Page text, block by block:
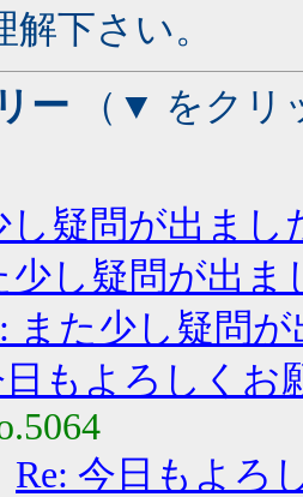
下さい。
ー （▼ をクリ
し疑問が出まし
少し疑問が出ま
また少し疑問
もよろしくお
Re: 今日もよろ